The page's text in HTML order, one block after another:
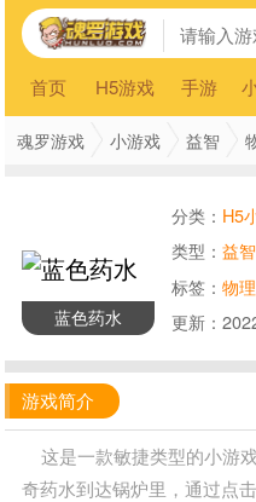
首页 H5游戏 手游
魂罗游戏 小游戏 益智
蓝色药水
分类： H5
类型： 益智
标签： 物理
更新：
游戏简介
这是一款敏捷类型的小游
奇药水到达锅炉里，通过点